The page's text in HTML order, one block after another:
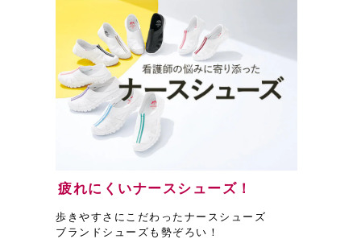
疲れにくいナースシューズ！
歩きやすさにこだわったナースシューズ
ブランドシューズも勢ぞろい！